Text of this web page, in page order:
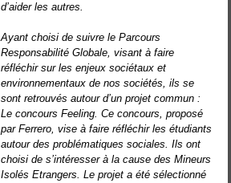
d’aider les autres.
Ayant choisi de suivre le Parcours
Responsabilité Globale, visant à faire
réfléchir sur les enjeux sociétaux et
environnementaux de nos sociétés, ils se
sont retrouvés autour d’un projet commun :
Le concours Feeling. Ce concours, proposé
par Ferrero, vise à faire réfléchir les étudiants
autour des problématiques sociales. Ils ont
choisi de s’intéresser à la cause des Mineurs
Isolés Etrangers.Le projet a été sélectionné